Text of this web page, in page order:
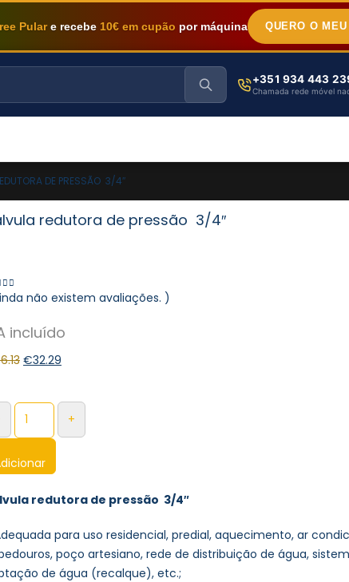
Pulare recebe 10€ em cupão por máquina QUERO O
+351 934 443
Chamada rede móvel
DE PRESSÃO 3/4″
redutora de pressão 3/4″
of 5não existem avaliações. )
€32.29
+
redutora de pressão 3/4″
para uso residencial, predial, aquecimento, ar
poço artesiano, rede de distribuição de água,
de água (recalque), etc.;